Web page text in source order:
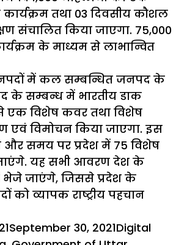
तथा 03 दिवसीय कौशल
संचालित किया जाएगा. 75,000
के माध्यम से लाभान्वित
में कल सम्बन्धित जनपद के
के सम्बन्ध में भारतीय डाक
एक विशेष कवर तथा विशेष
एवं विमोचन किया जाएगा. इस
और समय पर प्रदेश में 75 विशेष
यह सभी आवरण देश के
भेजे जाएंगे, जिससे प्रदेश के
को व्यापक राष्ट्रीय पहचान
September 30, 2021Author
Digital